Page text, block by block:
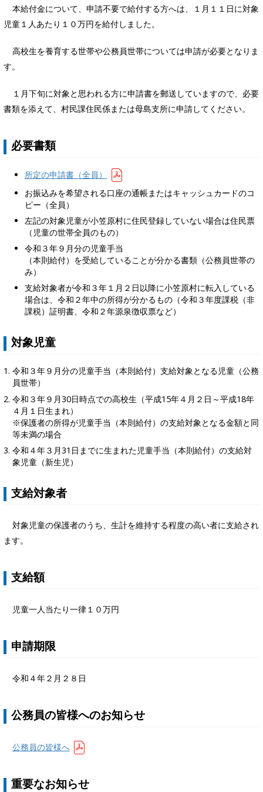
本給付金について、申請不要で給付する方へは、１月１１日に対象
児童１人あたり１０万円を給付しました。
高校生を養育する世帯や公務員世帯については申請が必要となりま
す。
１月下旬に対象と思われる方に申請書を郵送していますので、必要
書類を添えて、村民課住民係または母島支所に申請してください。
必要書類
所定の申請書（全員）
お振込みを希望される口座の通帳またはキャッシュカードのコ
ピー（全員）
左記の対象児童が小笠原村に住民登録していない場合は住民票
（児童の世帯全員のもの）
令和３年９月分の児童手当
（本則給付）を受給していることが分かる書類（公務員世帯の
み）
支給対象者が令和３年１月２日以降に小笠原村に転入している
場合は、令和２年中の所得が分かるもの（令和３年度課税（非
課税）証明書、令和２年源泉徴収票など）
対象児童
令和３年９月分の児童手当（本則給付）支給対象となる児童（公務
員世帯）
令和３年９月30日時点での高校生（平成15年４月２日～平成18年
４月１日生まれ）
※保護者の所得が児童手当（本則給付）の支給対象となる金額と同
等未満の場合
令和４年３月31日までに生まれた児童手当（本則給付）の支給対
象児童（新生児）
支給対象者
対象児童の保護者のうち、生計を維持する程度の高い者に支給され
ます。
支給額
児童一人当たり一律１０万円
申請期限
令和４年２月２８日
公務員の皆様へのお知らせ
公務員の皆様へ
重要なお知らせ